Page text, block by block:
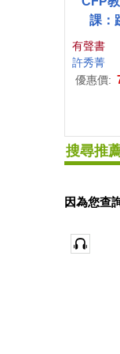
課：
思」，
有聲書
許秀菁
優惠價:
搜尋推
因為您查